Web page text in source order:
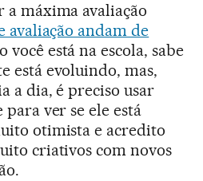
a máxima avaliação
avaliação andam de
você está na escola, sabe
está evoluindo, mas,
a dia, é preciso usar
ver se ele está
otimista e acredito
criativos com novos